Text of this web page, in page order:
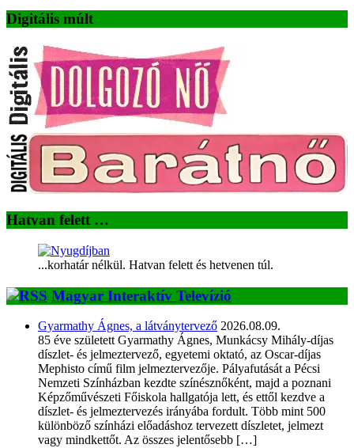
Digitális múlt
Hatvan felett …
...korhatár nélkül. Hatvan felett és hetvenen túl.
Magyar Interaktív Televízió
Gyarmathy Ágnes, a látványtervező 2026.08.09.
85 éve született Gyarmathy Ágnes, Munkácsy Mihály-díjas
díszlet- és jelmeztervező, egyetemi oktató, az Oscar-díjas
Mephisto című film jelmeztervezője. Pályafutását a Pécsi
Nemzeti Színházban kezdte színésznőként, majd a poznani
Képzőművészeti Főiskola hallgatója lett, és ettől kezdve a
díszlet- és jelmeztervezés irányába fordult. Több mint 500
különböző színházi előadáshoz tervezett díszletet, jelmezt
vagy mindkettőt. Az összes jelentősebb […]